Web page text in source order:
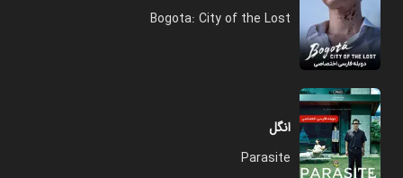
Bogota: City of the Lost
انگل
Parasite